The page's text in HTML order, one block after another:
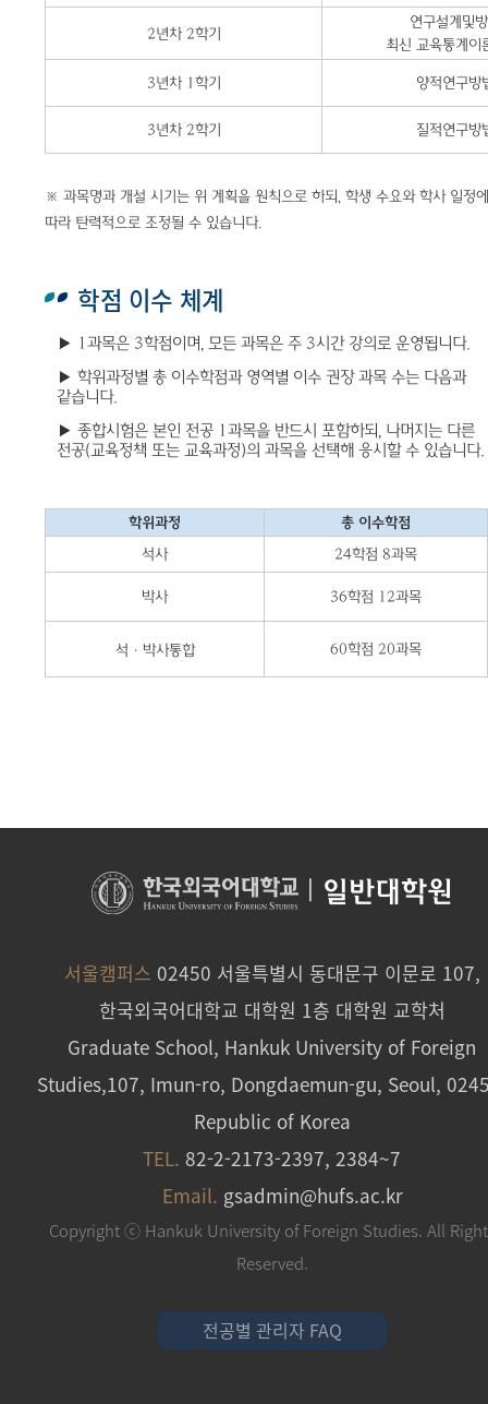
2년차 2학기
연구설계및
최신 교육통계이
3년차 1학기 양적연구방
3년차 2학기 질적연구방
※과목명과 개설 시기는 위 계획을 원칙으로 하되 ,학생 수요와 학사 일정
따라 탄력적으로 조정될 수 있습니다.
학점 이수 체계
▶ 1과목은 3학점이며, 모든 과목은 주 3시간 강의로 운영됩니다.
▶ 학위과정별 총 이수학점과 영역별 이수 권장 과목 수는 다음과
같습니다.
▶ 종합시험은 본인 전공 1과목을 반드시 포함하되 나머지는 다른
전공(교육정책 또는 교육과정)의 과목을 선택해 응시할 수 있습니다.
학위과정
총 이수학점
석사
24학점 8과목
박사 36학점 12과목
석 · 박사통합 60학점 20과목
일반대학원
서울캠퍼스 02450 서울특별시 동대문구 이문로 107,
한국외국어대학교 대학원 1층 대학원 교학처
Graduate School, Hankuk University of Foreign
Studies,107, Imun-ro, Dongdaemun-gu, Seoul,
Republic of Korea
TEL. 82-2-2173-2397, 2384~7
Email. gsadmin@hufs.ac.kr
Copyright ⓒ Hankuk University of Foreign Studies. All
Reserved.
전공별 관리자 FAQ